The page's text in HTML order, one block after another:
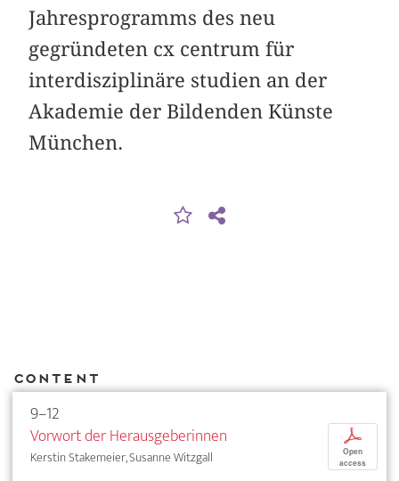
Jahresprogramms des neu
gegründeten cx centrum für
interdisziplinäre studien an der
Akademie der Bildenden Künste
München.
Content
9–12
Vorwort der Herausgeberinnen
Kerstin Stakemeier, Susanne Witzgall
p
Open
access